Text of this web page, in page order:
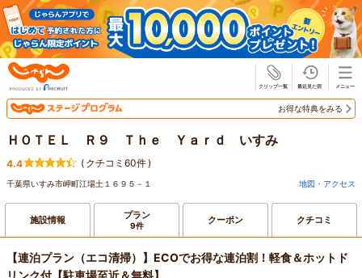
お得な特典をみる
ＨＯＴＥＬ Ｒ９ Ｔｈｅ Ｙａｒｄ いすみ
4.4 ( クチコミ60件)
千葉県いすみ市岬町江場土１６９５－１ 地図・アクセス
施設情報 プラン
9件 クーポン クチコミ
【連泊プラン（エコ清掃）】ECOでお得な連泊割！軽食＆ホットド
リンク付【駐車場至近＆無料】